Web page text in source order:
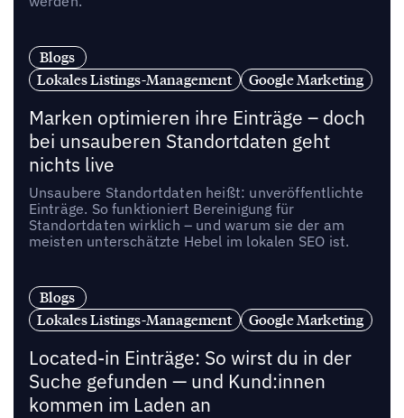
Blogs
Lokales Listings-Management
Google Marketing
Marken optimieren ihre Einträge – doch
bei unsauberen Standortdaten geht
nichts live
Unsaubere Standortdaten heißt: unveröffentlichte
Einträge. So funktioniert Bereinigung für
Standortdaten wirklich – und warum sie der am
meisten unterschätzte Hebel im lokalen SEO ist.
Blogs
Lokales Listings-Management
Google Marketing
Located-in Einträge: So wirst du in der
Suche gefunden — und Kund:innen
kommen im Laden an